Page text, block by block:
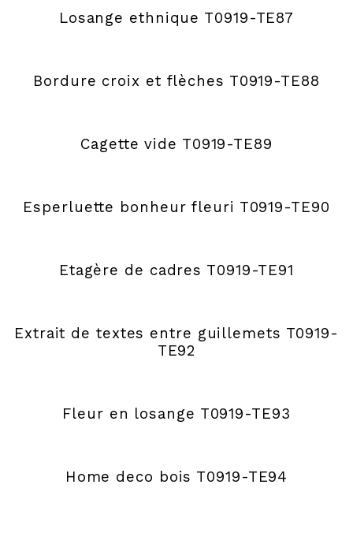
Losange ethnique T0919-TE87
Bordure croix et flèches T0919-TE88
Cagette vide T0919-TE89
Esperluette bonheur fleuri T0919-TE90
Etagère de cadres T0919-TE91
Extrait de textes entre guillemets T0919-
TE92
Fleur en losange T0919-TE93
Home deco bois T0919-TE94